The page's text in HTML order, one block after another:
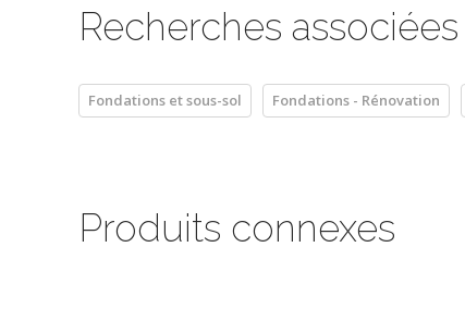
Recherches associées
Fondations et sous-sol Fondations - Rénovation
Produits connexes